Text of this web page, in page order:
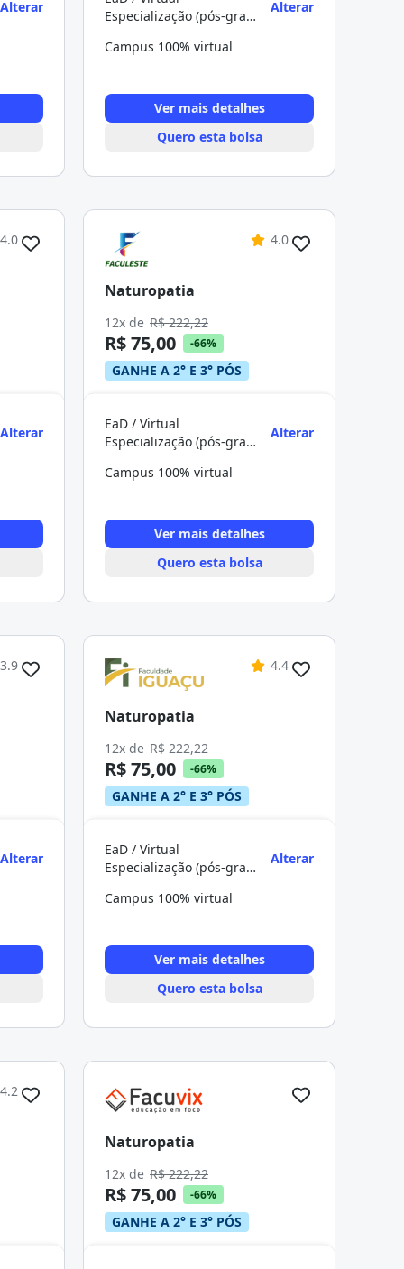
Alterar
Especialização (pós-graduação)
Alterar
Campus 100% virtual
Ver mais detalhes
Quero esta bolsa
4.0
Alterar
4.0
Naturopatia
12x de R$ 222,22
R$ 75,00 -66%
GANHE A 2° E 3° PÓS
EaD / Virtual
Especialização (pós-graduação)
Alterar
Campus 100% virtual
Ver mais detalhes
Quero esta bolsa
3.9
Alterar
4.4
Naturopatia
12x de R$ 222,22
R$ 75,00 -66%
GANHE A 2° E 3° PÓS
EaD / Virtual
Especialização (pós-graduação)
Alterar
Campus 100% virtual
Ver mais detalhes
Quero esta bolsa
4.2
Naturopatia
12x de R$ 222,22
R$ 75,00 -66%
GANHE A 2° E 3° PÓS